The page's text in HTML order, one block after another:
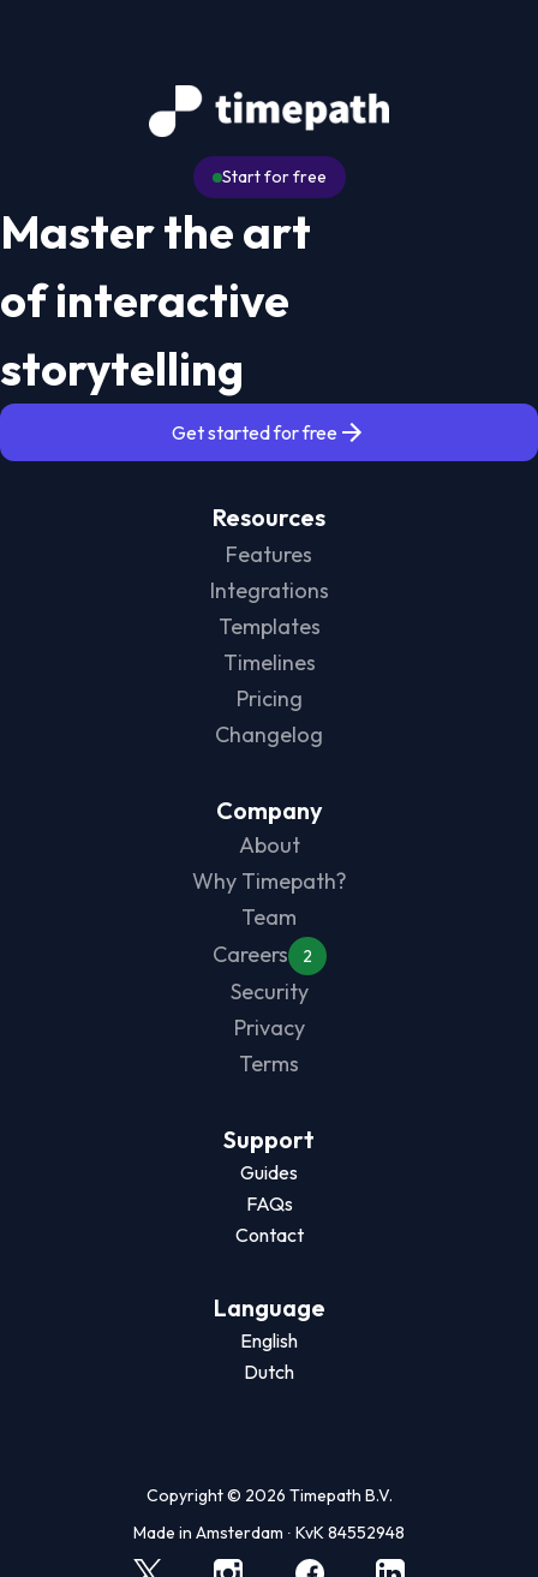
Start for free
Master the art
of interactive
storytelling
Get started for free
Resources
Features
Integrations
Templates
Timelines
Pricing
Changelog
Company
About
Why Timepath?
Team
Careers
2
Security
Privacy
Terms
Support
Guides
FAQs
Contact
Language
English
Dutch
Copyright © 2026 Timepath B.V.
Made in Amsterdam ∙ KvK 84552948